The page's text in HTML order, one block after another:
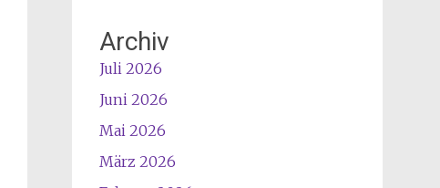
Archiv
Juli 2026
Juni 2026
Mai 2026
März 2026